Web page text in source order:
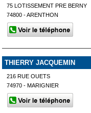
75 LOTISSEMENT PRE BERNY
74800 - ARENTHON
THIERRY JACQUEMIN
216 RUE OUETS
74970 - MARIGNIER